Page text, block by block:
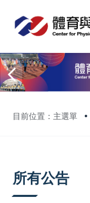
目前位置：主選單
:::
所有公告